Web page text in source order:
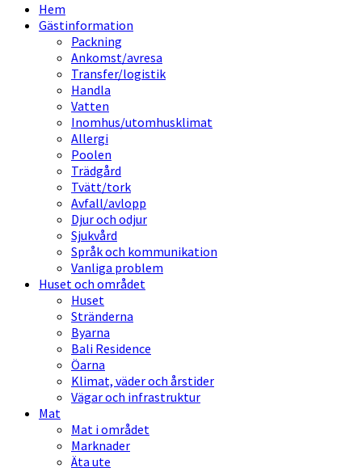
Hem
Gästinformation
Packning
Ankomst/avresa
Transfer/logistik
Handla
Vatten
Inomhus/utomhusklimat
Allergi
Poolen
Trädgård
Tvätt/tork
Avfall/avlopp
Djur och odjur
Sjukvård
Språk och kommunikation
Vanliga problem
Huset och området
Huset
Stränderna
Byarna
Bali Residence
Öarna
Klimat, väder och årstider
Vägar och infrastruktur
Mat
Mat i området
Marknader
Äta ute